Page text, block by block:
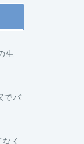
生
でバ
く